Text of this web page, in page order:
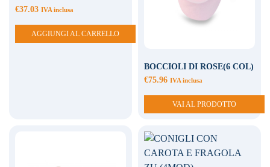
€37.03 IVA inclusa
AGGIUNGI AL CARRELLO
BOCCIOLI DI ROSE(6 COL)
€75.96 IVA inclusa
VAI AL PRODOTTO